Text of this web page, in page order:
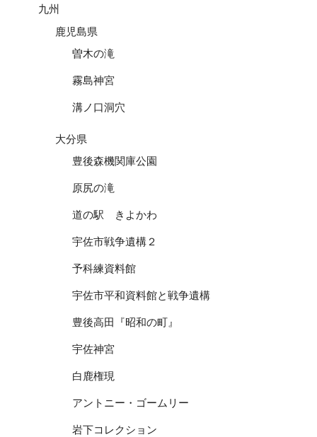
九州
鹿児島県
曽木の滝
霧島神宮
溝ノ口洞穴
大分県
豊後森機関庫公園
原尻の滝
道の駅 きよかわ
宇佐市戦争遺構２
予科練資料館
宇佐市平和資料館と戦争遺構
豊後高田『昭和の町』
宇佐神宮
白鹿権現
アントニー・ゴームリー
岩下コレクション